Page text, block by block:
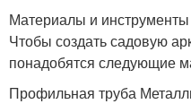
Материалы и инструменты
Чтобы создать садовую
понадобятся следующие
Профильная труба